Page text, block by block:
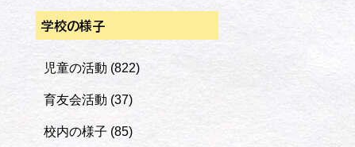
学校の様子
児童の活動 (822)
育友会活動 (37)
校内の様子 (85)